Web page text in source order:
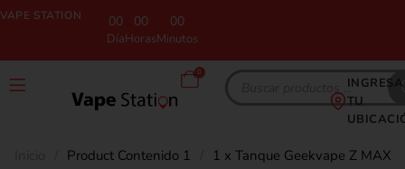
VAPE STATION 00
Día
00
Horas
00
Minutos
0
INGRESA
TU
Product Contenido 1 1 x Tanque Geekvape Z MAX